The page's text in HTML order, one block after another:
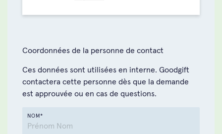
Coordonnées de la personne de contact
Ces données sont utilisées en interne. Goodgift
contactera cette personne dès que la demande
est approuvée ou en cas de questions.
NOM*